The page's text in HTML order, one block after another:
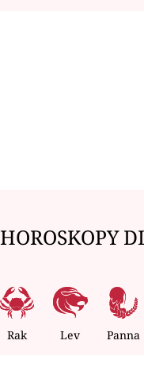
HOROSKOPY
Rak Lev Panna